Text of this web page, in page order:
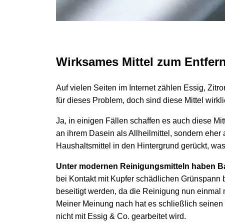
Wirksames Mittel zum
Auf vielen Seiten im Internet zählen Essig,
für dieses Problem, doch sind diese Mittel
Ja, in einigen Fällen schaffen es auch diese
an ihrem Dasein als Allheilmittel, sondern
Haushaltsmittel in den Hintergrund gerückt,
Unter modernen Reinigungsmitteln haben
bei Kontakt mit Kupfer schädlichen
beseitigt werden, da die Reinigung nun
Meiner Meinung nach hat es schließlich
nicht mit Essig & Co. gearbeitet wird.